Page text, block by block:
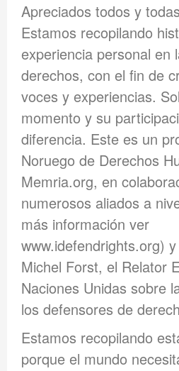
Apreciados todos y
Estamos recopilando
experiencia personal en
derechos, con el fin de
voces y experiencias.
momento y su
diferencia. Este es un
Noruego de Derechos
Memria.org, en
numerosos aliados a
más información ver
www.idefendrights.org)
Michel Forst, el Relator
Naciones Unidas sobre
los defensores de
Estamos recopilando
porque el mundo